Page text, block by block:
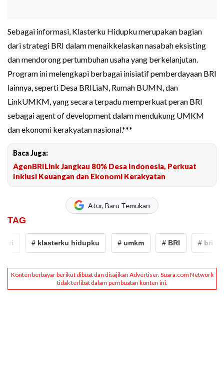
Sebagai informasi, Klasterku Hidupku merupakan bagian
dari strategi BRI dalam menaikkelaskan nasabah eksisting
dan mendorong pertumbuhan usaha yang berkelanjutan.
Program ini melengkapi berbagai inisiatif pemberdayaan BRI
lainnya, seperti Desa BRILiaN, Rumah BUMN, dan
LinkUMKM, yang secara terpadu memperkuat peran BRI
sebagai agent of development dalam mendukung UMKM
dan ekonomi kerakyatan nasional.***
Baca Juga:
AgenBRILink Jangkau 80% Desa Indonesia, Perkuat
Inklusi Keuangan dan Ekonomi Kerakyatan
Atur, Baru Temukan
TAG
# klasterku hidupku # umkm # BRI # bri